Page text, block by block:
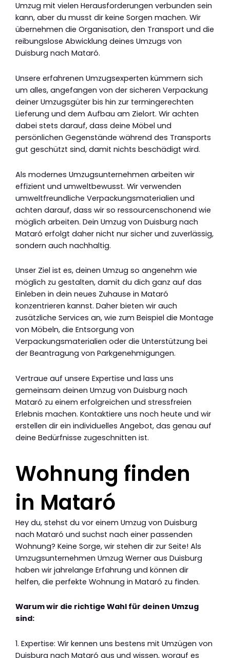
Umzug mit vielen Herausforderungen verbunden sein
kann, aber du musst dir keine Sorgen machen. Wir
übernehmen die Organisation, den Transport und die
reibungslose Abwicklung deines Umzugs von
Duisburg nach Mataró.
Unsere erfahrenen Umzugsexperten kümmern sich
um alles, angefangen von der sicheren Verpackung
deiner Umzugsgüter bis hin zur termingerechten
Lieferung und dem Aufbau am Zielort. Wir achten
dabei stets darauf, dass deine Möbel und
persönlichen Gegenstände während des Transports
gut geschützt sind, damit nichts beschädigt wird.
Als modernes Umzugsunternehmen arbeiten wir
effizient und umweltbewusst. Wir verwenden
umweltfreundliche Verpackungsmaterialien und
achten darauf, dass wir so ressourcenschonend wie
möglich arbeiten. Dein Umzug von Duisburg nach
Mataró erfolgt daher nicht nur sicher und zuverlässig,
sondern auch nachhaltig.
Unser Ziel ist es, deinen Umzug so angenehm wie
möglich zu gestalten, damit du dich ganz auf das
Einleben in dein neues Zuhause in Mataró
konzentrieren kannst. Daher bieten wir auch
zusätzliche Services an, wie zum Beispiel die Montage
von Möbeln, die Entsorgung von
Verpackungsmaterialien oder die Unterstützung bei
der Beantragung von Parkgenehmigungen.
Vertraue auf unsere Expertise und lass uns
gemeinsam deinen Umzug von Duisburg nach
Mataró zu einem erfolgreichen und stressfreien
Erlebnis machen. Kontaktiere uns noch heute und wir
erstellen dir ein individuelles Angebot, das genau auf
deine Bedürfnisse zugeschnitten ist.
Wohnung finden
in Mataró
Hey du, stehst du vor einem Umzug von Duisburg
nach Mataró und suchst nach einer passenden
Wohnung? Keine Sorge, wir stehen dir zur Seite! Als
Umzugsunternehmen Umzug Werner aus Duisburg
haben wir jahrelange Erfahrung und können dir
helfen, die perfekte Wohnung in Mataró zu finden.
Warum wir die richtige Wahl für deinen Umzug
sind:
1. Expertise: Wir kennen uns bestens mit Umzügen von
Duisburg nach Mataró aus und wissen, worauf es